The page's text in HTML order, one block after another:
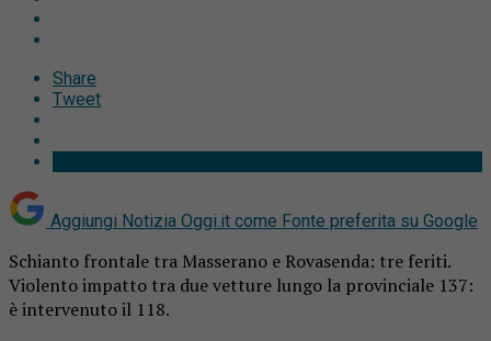
Share
Tweet
Aggiungi Notizia Oggi.it come Fonte preferita su Google
Schianto frontale tra Masserano e Rovasenda: tre feriti.
Violento impatto tra due vetture lungo la provinciale 137:
è intervenuto il 118.